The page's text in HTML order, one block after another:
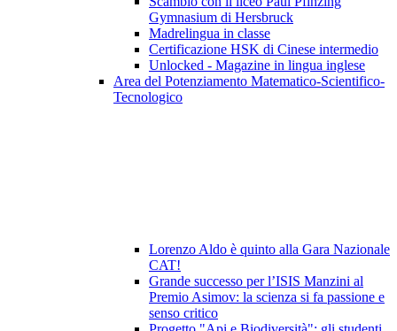
Gymnasium di Hersbruck
Madrelingua in classe
Certificazione HSK di Cinese intermedio
Unlocked - Magazine in lingua inglese
Area del Potenziamento Matematico-Scientifico-
Tecnologico
Lorenzo Aldo è quinto alla Gara Nazionale
CAT!
Grande successo per l’ISIS Manzini al
Premio Asimov: la scienza si fa passione e
senso critico